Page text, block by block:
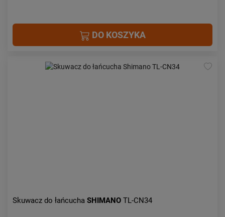
DO KOSZYKA
Skuwacz do łańcucha SHIMANO TL-CN34